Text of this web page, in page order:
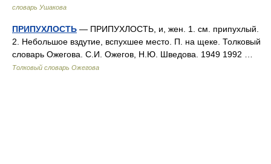
словарь Ушакова
ПРИПУХЛОСТЬ — ПРИПУХЛОСТЬ, и, жен. 1. см. припухлый.
2. Небольшое вздутие, вспухшее место. П. на щеке. Толковый
словарь Ожегова. С.И. Ожегов, Н.Ю. Шведова. 1949 1992 …
Толковый словарь Ожегова